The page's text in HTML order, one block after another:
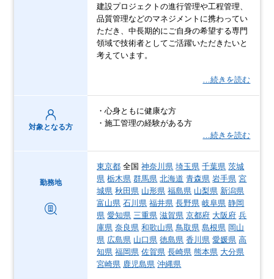
建設プロジェクトの進行管理や工程管理、
品質管理などのマネジメントに携わってい
ただき、中長期的にご自身の希望する専門
領域で技術者としてご活躍いただきたいと
考えています。
…続きを読む
対象となる方
・心身ともに健康な方
・施工管理の経験がある方
…続きを読む
勤務地
東京都 全国神奈川県 埼玉県 千葉県 茨城
県 栃木県 群馬県 北海道 青森県 岩手県 宮
城県 秋田県 山形県 福島県 山梨県 新潟県
富山県 石川県 福井県 長野県 岐阜県 静岡
県 愛知県 三重県 滋賀県 京都府 大阪府 兵
庫県 奈良県 和歌山県 鳥取県 島根県 岡山
県 広島県 山口県 徳島県 香川県 愛媛県 高
知県 福岡県 佐賀県 長崎県 熊本県 大分県
宮崎県 鹿児島県 沖縄県